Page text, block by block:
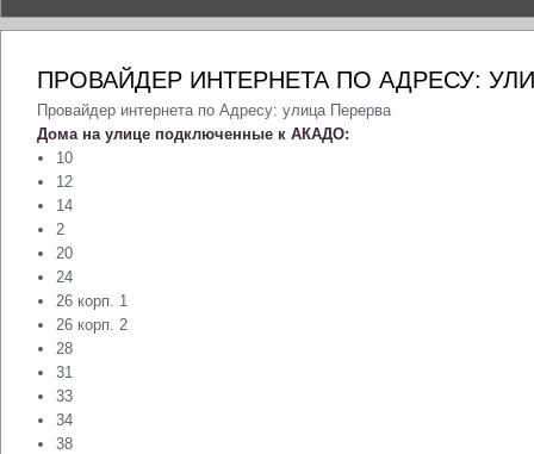
ПРОВАЙДЕР ИНТЕРНЕТА ПО АДРЕСУ:
Провайдер интернета по Адресу: улица Перерва
Дома на улице подключенные к АКАДО:
10
12
14
2
20
24
26 корп. 1
26 корп. 2
28
31
33
34
38